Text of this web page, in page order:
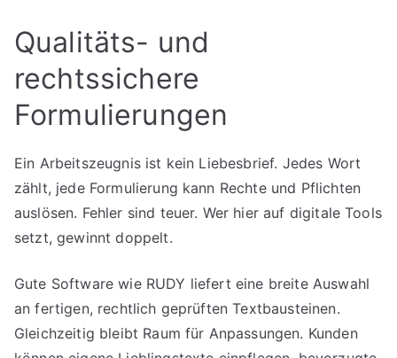
Qualitäts- und
rechtssichere
Formulierungen
Ein Arbeitszeugnis ist kein Liebesbrief. Jedes Wort
zählt, jede Formulierung kann Rechte und Pflichten
auslösen. Fehler sind teuer. Wer hier auf digitale Tools
setzt, gewinnt doppelt.
Gute Software wie RUDY liefert eine breite Auswahl
an fertigen, rechtlich geprüften Textbausteinen.
Gleichzeitig bleibt Raum für Anpassungen. Kunden